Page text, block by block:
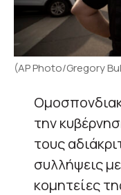
(AP Photo/Gregory
την
τους
συλλήψεις
κομητείες